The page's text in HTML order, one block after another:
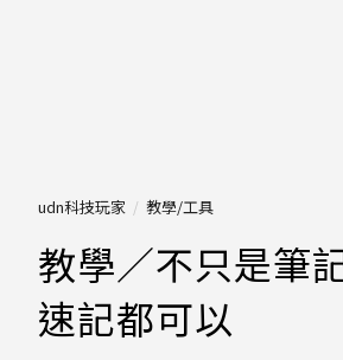
udn科技玩家 教學/工具
教學／不只是筆
速記都可以